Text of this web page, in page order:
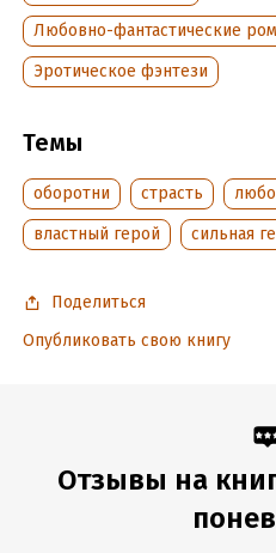
Дата написания:30 марта 2020
Объем:410898
Любовно-фантастические
Эротическое фэнтези
Темы
оборотни страсть
властный герой
сильная
Поделиться
Опубликовать свою книгу
Отзывы на